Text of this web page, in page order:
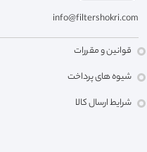
info@filtershokri.com
قوانین و مقررات
شیوه های پرداخت
شرایط ارسال کالا